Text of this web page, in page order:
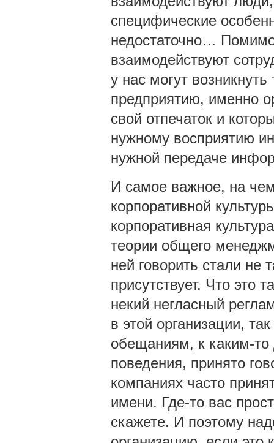
специфические
недостаточно… Помимо
взаимодействуют
у нас могут
предприятию, именно
свой отпечаток и
нужному восприятию
нужной передаче
И самое важное, на
корпоративной
корпоративная
теории общего
ней говорить стали не
присутствует. Что это
некий негласный
в этой организации,
обещаниям, к каким-
поведения, принято
компаниях часто
имени. Где-то вас
скажете. И поэтому